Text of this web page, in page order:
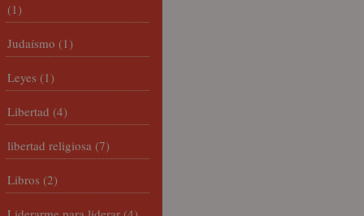
(1)
Judaísmo (1)
Leyes (1)
Libertad (4)
libertad religiosa (7)
Libros (2)